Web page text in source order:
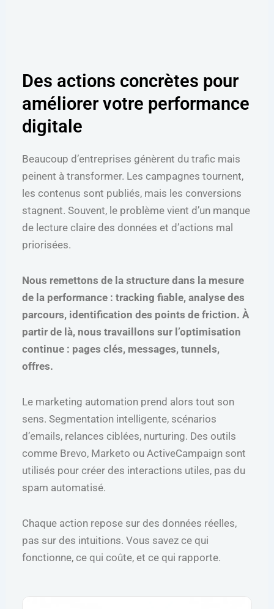
Des actions concrètes pour
améliorer votre performance
digitale
Beaucoup d’entreprises génèrent du trafic mais
peinent à transformer. Les campagnes tournent,
les contenus sont publiés, mais les conversions
stagnent. Souvent, le problème vient d’un manque
de lecture claire des données et d’actions mal
priorisées.
Nous remettons de la structure dans la mesure
de la performance : tracking fiable, analyse des
parcours, identification des points de friction. À
partir de là, nous travaillons sur l’optimisation
continue : pages clés, messages, tunnels,
offres.
Le marketing automation prend alors tout son
sens. Segmentation intelligente, scénarios
d’emails, relances ciblées, nurturing. Des outils
comme Brevo, Marketo ou ActiveCampaign sont
utilisés pour créer des interactions utiles, pas du
spam automatisé.
Chaque action repose sur des données réelles,
pas sur des intuitions. Vous savez ce qui
fonctionne, ce qui coûte, et ce qui rapporte.